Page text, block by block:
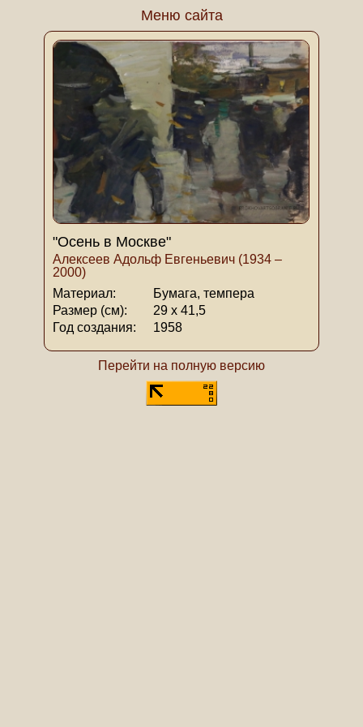
Меню сайта
"Осень в Москве"
Алексеев Адольф Евгеньевич (1934 –
2000)
Материал:
Бумага, темпера
Размер (см):
29 х 41,5
Год создания:
1958
Перейти на полную версию